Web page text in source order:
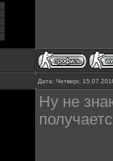
Дата: Четверг,
Ну не